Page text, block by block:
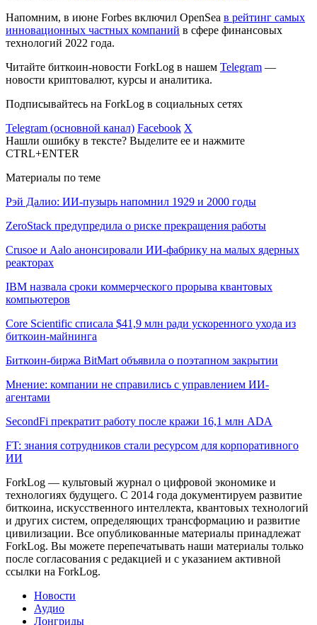
Напомним, в июне Forbes включил OpenSea в рейтинг самых
инновационных частных компаний в сфере финансовых
технологий 2022 года.
Читайте биткоин-новости ForkLog в нашем Telegram —
новости криптовалют, курсы и аналитика.
Подписывайтесь на ForkLog в социальных сетях
Telegram (основной канал) Facebook X
Нашли ошибку в тексте? Выделите ее и нажмите
CTRL+ENTER
Материалы по теме
Рэй Далио: ИИ-пузырь напомнил 1929 и 2000 годы
ZeroStack предупредила о риске прекращения работы
Crusoe и Aalo анонсировали ИИ-фабрику на малых ядерных
реакторах
IBM назвала сроки коммерческого прорыва квантовых
компьютеров
Core Scientific списала $41,9 млн ради ускоренного ухода из
биткоин-майнинга
Биткоин-биржа BitMart объявила о поэтапном закрытии
Мнение: компании не справились с управлением ИИ-
агентами
SecondFi прекратит работу после кражи 16,1 млн ADA
FT: знания сотрудников стали ресурсом для корпоративного
ИИ
ForkLog — культовый журнал о цифровой экономике и
технологиях будущего. С 2014 года документируем развитие
биткоина, искусственного интеллекта, квантовых технологий
и других систем, определяющих трансформацию и развитие
цивилизации. Все опубликованные материалы принадлежат
ForkLog. Вы можете перепечатывать наши материалы только
после согласования с редакцией и с указанием активной
ссылки на ForkLog.
Новости
Аудио
Лонгриды